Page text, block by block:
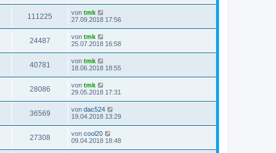
111225 von tmk
27.09.2018 17:56
24487 von tmk
25.07.2018 16:58
40781 von tmk
18.06.2018 18:55
28086 von tmk
29.05.2018 17:31
36569 von dac524
19.04.2018 13:29
27308 von cool20
09.04.2018 18:48